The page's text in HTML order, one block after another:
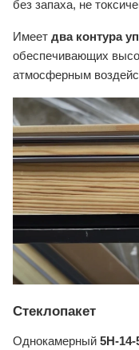
без запаха, не
Имеет два контура
обеспечивающих
атмосферным
Стеклопакет
Однокамерный 5H-14-